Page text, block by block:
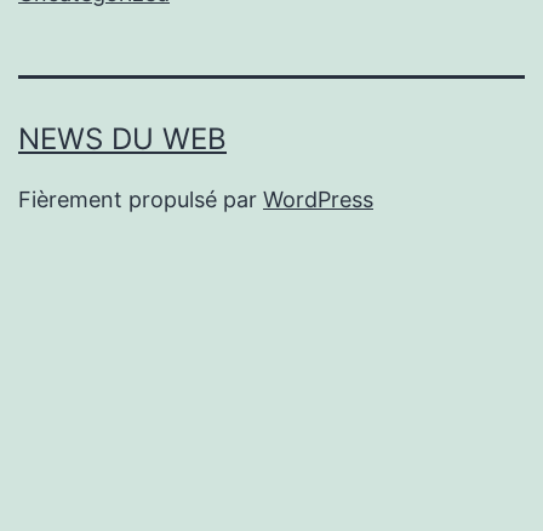
NEWS DU WEB
Fièrement propulsé par WordPress